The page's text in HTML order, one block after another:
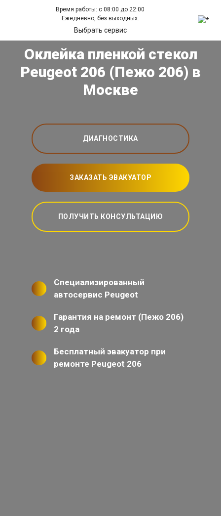
Время работы: с 08:00 до 22:00
Ежедневно, без выходных.
Выбрать сервис
Оклейка пленкой стекол
Peugeot 206 (Пежо 206) в
Москве
ДИАГНОСТИКА
ЗАКАЗАТЬ ЭВАКУАТОР
ПОЛУЧИТЬ КОНСУЛЬТАЦИЮ
Специализированный
автосервис Peugeot
Гарантия на ремонт (Пежо 206)
2 года
Бесплатный эвакуатор при
ремонте Peugeot 206